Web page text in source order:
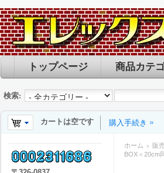
トップページ 商品カテ
検索:
カートは空です 購入手続き
ホーム
販
BOX＜20cm